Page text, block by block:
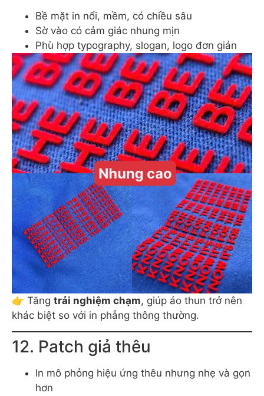
Bề mặt in nổi, mềm, có chiều sâu
Sờ vào có cảm giác nhung mịn
Phù hợp typography, slogan, logo đơn giản
👉 Tăng trải nghiệm chạm, giúp áo thun trở nên
khác biệt so với in phẳng thông thường.
12. Patch giả thêu
In mô phỏng hiệu ứng thêu nhưng nhẹ và gọn
hơn